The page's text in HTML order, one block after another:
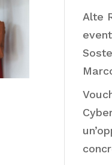
Alte